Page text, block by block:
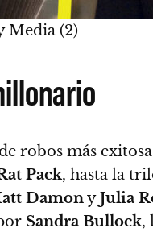
Media (2)
robos más
Pack, hasta la
DamonyJulia
Sandra Bullock,